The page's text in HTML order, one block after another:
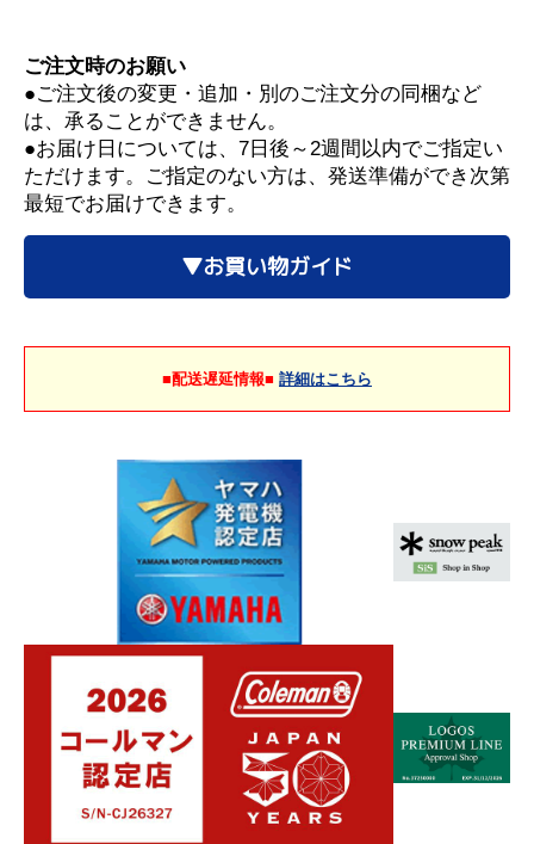
ご注文時のお願い
●ご注文後の変更・追加・別のご注文分の同梱など
は、承ることができません。
●お届け日については、7日後～2週間以内でご指定い
ただけます。ご指定のない方は、発送準備ができ次第
最短でお届けできます。
▼お買い物ガイド
■配送遅延情報■ 詳細はこちら